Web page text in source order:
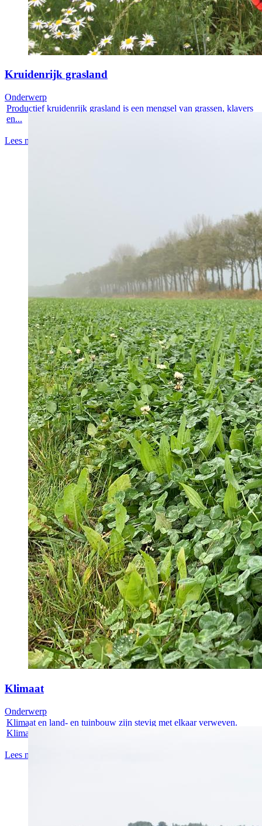
Kruidenrijk grasland
Productief kruidenrijk grasland is een mengsel van grassen, klavers
en...
Lees meer
Onderwerp
Klimaat
Klimaat en land- en tuinbouw zijn stevig met elkaar verweven.
Klimaat is een...
Lees meer
Onderwerp